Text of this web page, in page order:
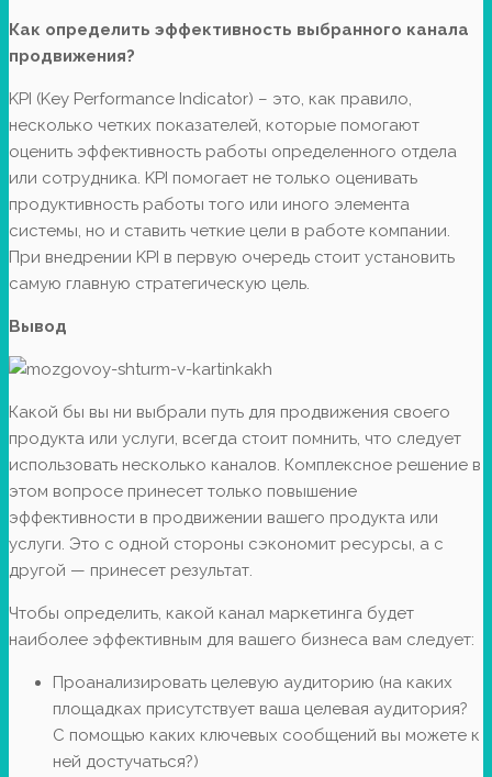
Как определить эффективность выбранного канала
продвижения?
KPI (Key Performance Indicator) – это, как правило,
несколько четких показателей, которые помогают
оценить эффективность работы определенного отдела
или сотрудника. KPI помогает не только оценивать
продуктивность работы того или иного элемента
системы, но и ставить четкие цели в работе компании.
При внедрении KPI в первую очередь стоит установить
самую главную стратегическую цель.
Вывод
Какой бы вы ни выбрали путь для продвижения своего
продукта или услуги, всегда стоит помнить, что следует
использовать несколько каналов. Комплексное решение в
этом вопросе принесет только повышение
эффективности в продвижении вашего продукта или
услуги. Это с одной стороны сэкономит ресурсы, а с
другой — принесет результат.
Чтобы определить, какой канал маркетинга будет
наиболее эффективным для вашего бизнеса вам следует:
Проанализировать целевую аудиторию (на каких
площадках присутствует ваша целевая аудитория?
С помощью каких ключевых сообщений вы можете к
ней достучаться?)